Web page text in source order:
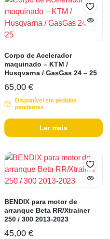
Corpo de Acelerador
maquinado – KTM /
Husqvarna / GasGas 24 – 25
65,00 €
Disponível em pedidos
pendentes
Ler mais
BENDIX para motor de
arranque Beta RR/Xtrainer
250 / 300 2013-2023
45,00 €